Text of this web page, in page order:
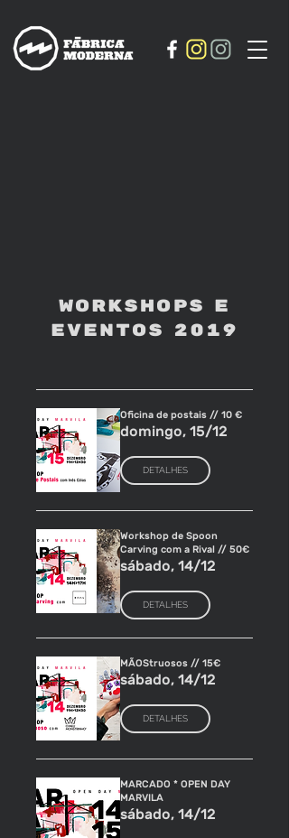
WORKSHOPS E
EVENTOS
2019
Oficina de postais // 10 €
domingo, 15/12
DETALHES
Workshop de Spoon
Carving com a Rival // 50€
sábado, 14/12
DETALHES
MÃOStruosos // 15€
sábado, 14/12
DETALHES
MARCADO * OPEN DAY
MARVILA
sábado, 14/12